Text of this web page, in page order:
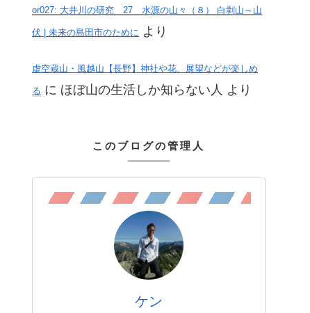
or027: 大井川の研究 27 水源の山々（８） 白剥山～山
伏 | 未来の島田市のために より
虚空蔵山・風越山【長野】神社や花、展望などが楽しめ
る に ほぼ山の生活しか知らない人 より
このブログの管理人
ケン